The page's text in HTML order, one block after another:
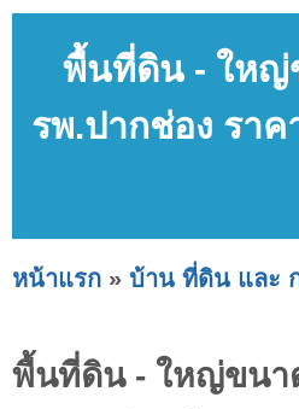
พื้นที่ดิน - ใหญ่
รพ.ปากช่อง ราค
หน้าแรก » บ้าน ที่ดิน และ
พื้นที่ดิน - ใหญ่ขนา